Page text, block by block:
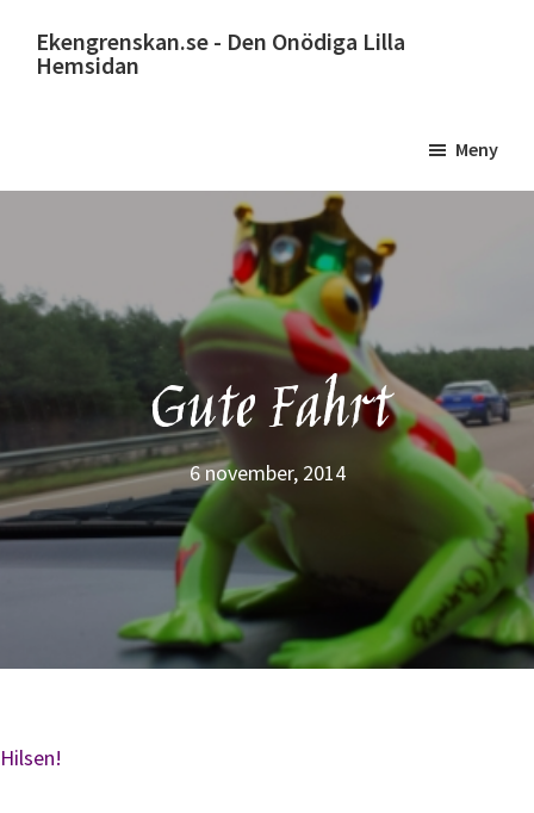
Ekengrenskan.se - Den Onödiga Lilla
Hemsidan
gång
Meny
Gute Fahrt
6 november, 2014
Hilsen!